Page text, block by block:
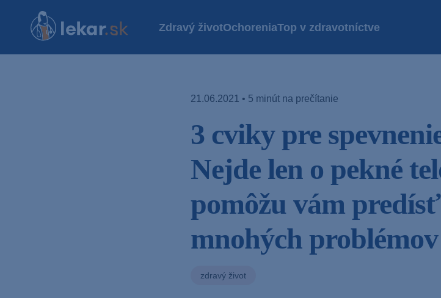
Zdravý životOchoreniaTop v zdravotníctve
21.06.2021 • 5 minút na prečítanie
3 cviky pre
Nejde len o pekné
pomôžu vám
mnohých problémov
zdravý život